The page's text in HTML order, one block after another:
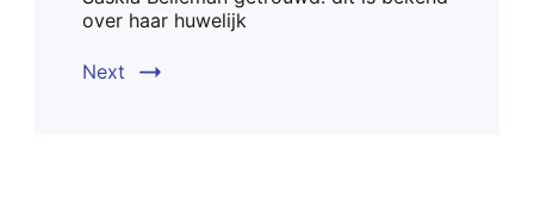
over haar huwelijk
Next